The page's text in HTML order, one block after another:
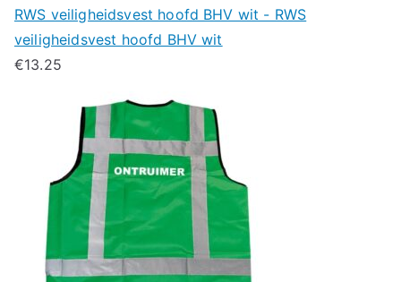
RWS veiligheidsvest hoofd BHV wit - RWS
veiligheidsvest hoofd BHV wit
€13.25